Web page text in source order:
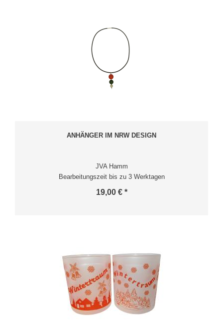
ANHÄNGER IM NRW DESIGN
JVA Hamm
Bearbeitungszeit bis zu 3 Werktagen
19,00 € *